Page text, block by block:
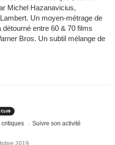
Michel Hazanavicius,
Un moyen-métrage de
entre 60 & 70 films
Bros. Un subtil mélange de
critiques Suivre son activité
2019